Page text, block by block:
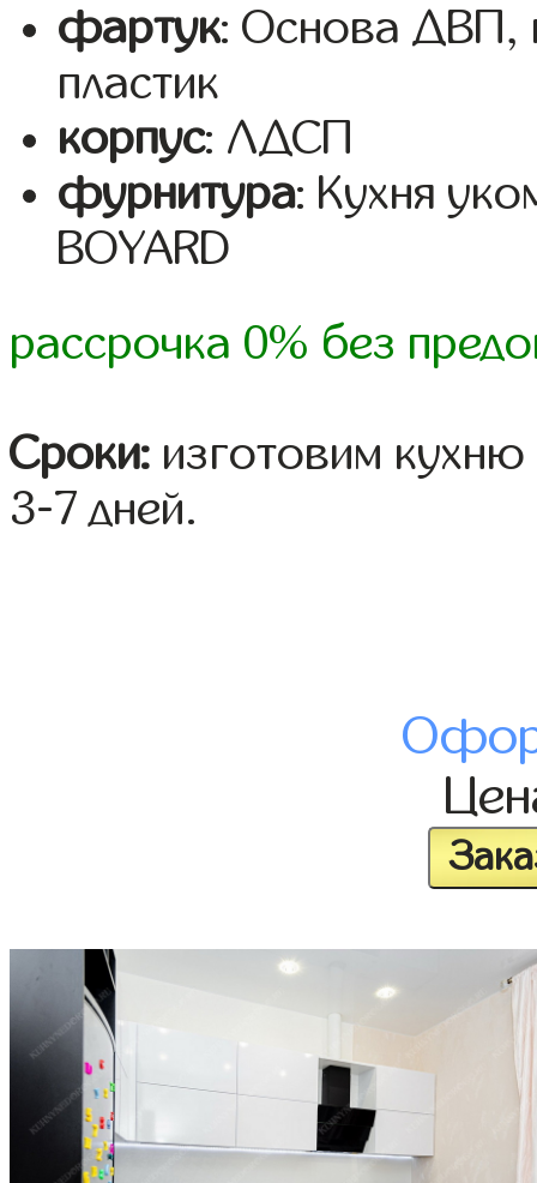
фартук: Основа ДВП,
пластик
корпус: ЛДСП
фурнитура: Кухня
BOYARD
рассрочка 0% без
Сроки: изготовим
3-7 дней.